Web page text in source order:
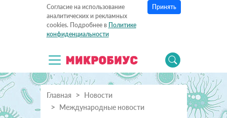
Согласие на использование
аналитических и рекламных
cookies. Подробнее в Политике
конфиденциальности
Принять
Главная
Новости
Международные новости